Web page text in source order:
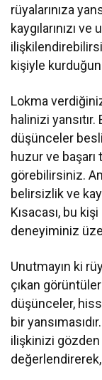
rüyalarınıza
kaygılarınızı ve
kişiyle
Lokma
halinizi
düşünceler
huzur ve başarı
görebilirsiniz.
belirsizlik ve
Kısacası, bu
deneyiminiz
Unutmayın ki
çıkan
düşünceler,
bir
ilişkinizi